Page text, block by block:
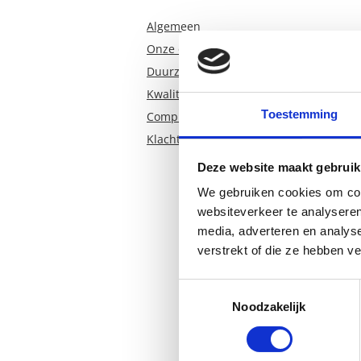
Toestemming
Deze website maakt
We gebruiken cookies om
websiteverkeer te
media, adverteren en
verstrekt of die ze hebben
Noodzakelijk
Algemeen
Onze opdrachtgevers
Duurzame organisatie
Kwaliteit
Compliment, tip of klacht?
Klachtenregeling